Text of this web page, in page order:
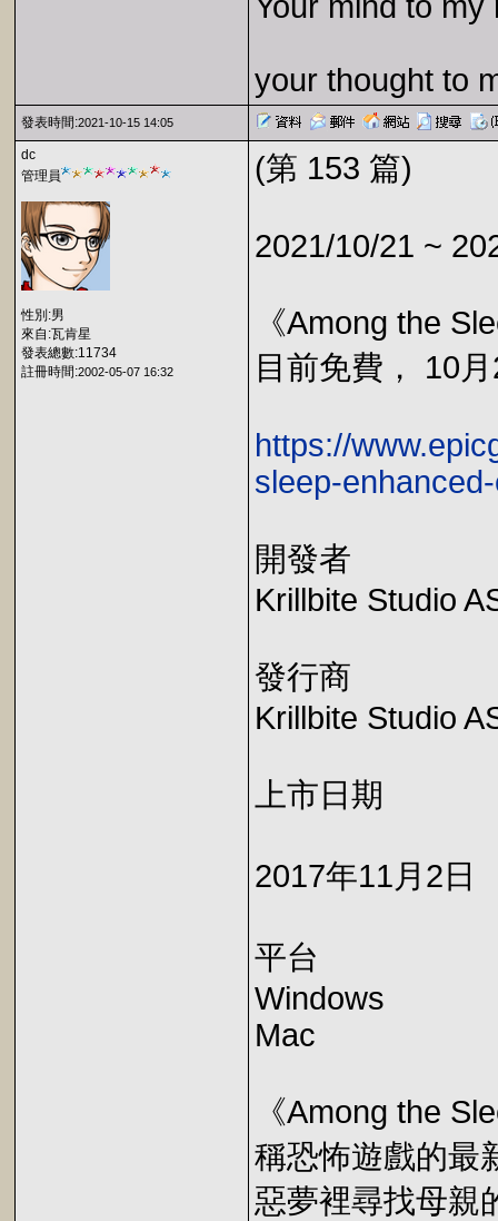
your thought to
發表時間:2021-10-15 14:05
dc
管理員
性別:男
來自:瓦肯星
發表總數:11734
註冊時間:2002-05-07 16:32
(第 153 篇)
2021/10/21 ~
《Among the
目前免費， 10
https://
sleep-
開發者
Krillbite Studio
發行商
Krillbite Studio
上市日期
2017年11月2日
平台
Windows
Mac
《Among the
稱恐怖遊戲的最
惡夢裡尋找母親